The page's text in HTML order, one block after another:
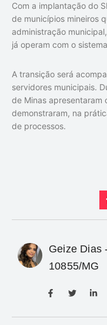
Com a implantação do
de municípios mineiros
administração
já operam com o
A transição será
servidores municipais.
de Minas apresentaram
demonstraram, na
de processos.
Geize Dias
10855/MG